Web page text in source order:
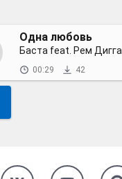
Одна любовь
Баста feat. Рем Дигга
00:29 42